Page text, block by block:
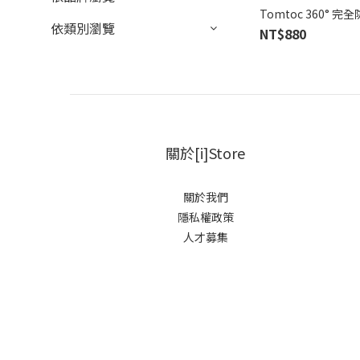
依類別瀏覽
Tomtoc 360° 完全
NT$880
關於[i]Store
關於我們
隱私權政策
人才募集